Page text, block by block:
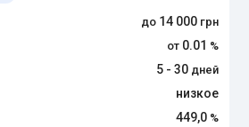
14 000
0.01
5 - 30
низкое
449,0